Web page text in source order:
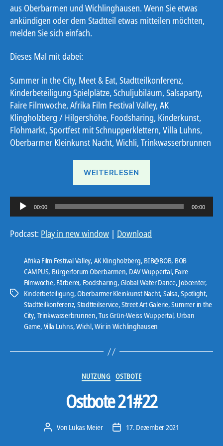
aus Oberbarmen und Wichlinghausen. Wenn Sie etwas
ankündigen oder dem Stadtteil etwas mitteilen möchten,
melden Sie sich einfach.
Dieses Mal mit dabei:
Summer in the City, Meet & Eat, Stadtteilkonferenz,
Kinderbeteiligung Spielplätze, Schuljubiläum, Salsaparty,
Faire Filmwoche, Afrika Film Festival Valley, AK
Klingholzberg / Hilgershöhe, Foodsharing, Kinderkunst,
Flohmarkt, Sportfest mit Schnupperklettern, Villa Luhns,
Oberbarmer Kleinkunst Nacht, Wichli, Trinkwasserbrunnen
WEITERLESEN
u
d
l
r
00:00 00:00
Podcast: Play in new window | Download
Schlagwörter
Afrika Film Festival Valley, AK Klingholzberg, BIB@BOB, BOB
CAMPUS, Bürgerforum Oberbarmen, DAV Wuppertal, Faire
Filmwoche, Färberei, Foodsharing,Global Water Dance, Jobcenter,
Kinderbeteiligung,Oberbarmer Kleinkunst Nacht, Salsa,Spotlight,
Stadtteilkonferenz, Stadtteilservice,Street Art Galerie,Summer in the
City, Trinkwasserbrunnen,Tus Grün-Weiss Wuppertal, Urban
Game, Villa Luhns,Wichl,Wir in Wichlinghausen
Kategorien
NUTZUNG OSTBOTE
Ostbote 21#22
Beitragsautor
Von Lukas Meier Veröffentlichungsdatum
17. Dezember 2021